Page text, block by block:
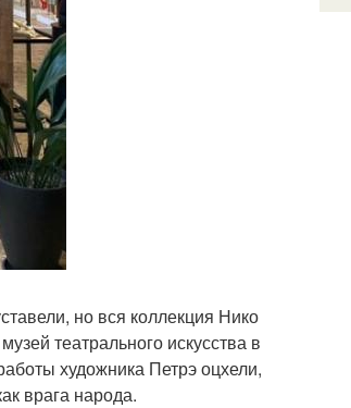
но вся коллекция Нико
театрального искусства в
художника Петрэ оцхели,
врага народа.